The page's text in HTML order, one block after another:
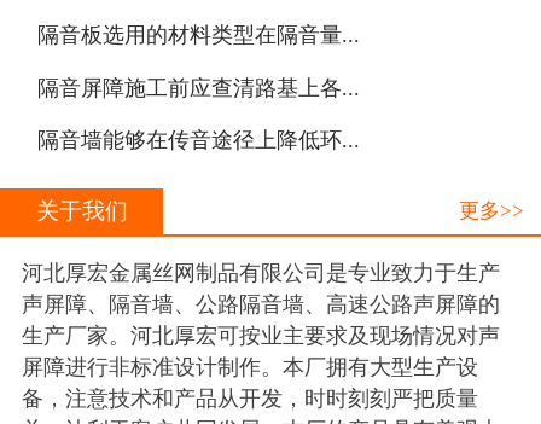
隔音板选用的材料类型在隔音量...
隔音屏障施工前应查清路基上各...
隔音墙能够在传音途径上降低环...
更多>>
关于我们
河北厚宏金属丝网制品有限公司是专业致力于生产
声屏障、隔音墙、公路隔音墙、高速公路声屏障的
生产厂家。河北厚宏可按业主要求及现场情况对声
屏障进行非标准设计制作。本厂拥有大型生产设
备，注意技术和产品从开发，时时刻刻严把质量